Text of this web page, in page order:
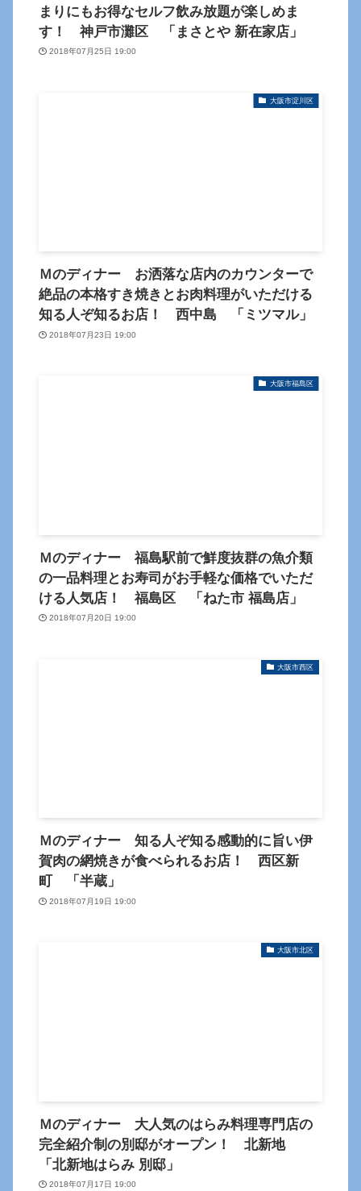
まりにもお得なセルフ飲み放題が楽しめま
す！ 神戸市灘区 「まさとや 新在家店」
2018年07月25日 19:00
大阪市淀川区
Ｍのディナー お洒落な店内のカウンターで
絶品の本格すき焼きとお肉料理がいただける
知る人ぞ知るお店！ 西中島 「ミツマル」
2018年07月23日 19:00
大阪市福島区
Ｍのディナー 福島駅前で鮮度抜群の魚介類
の一品料理とお寿司がお手軽な価格でいただ
ける人気店！ 福島区 「ねた市 福島店」
2018年07月20日 19:00
大阪市西区
Ｍのディナー 知る人ぞ知る感動的に旨い伊
賀肉の網焼きが食べられるお店！ 西区新
町 「半蔵」
2018年07月19日 19:00
大阪市北区
Ｍのディナー 大人気のはらみ料理専門店の
完全紹介制の別邸がオープン！ 北新地
「北新地はらみ 別邸」
2018年07月17日 19:00